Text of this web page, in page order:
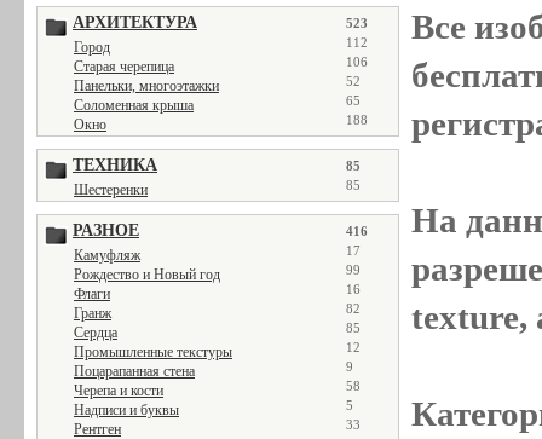
АРХИТЕКТУРА 523
Город 112
Старая черепица 106
Панельки, многоэтажки 52
Соломенная крыша 65
Окно 188
ТЕХНИКА 85
Шестеренки 85
РАЗНОЕ 416
Камуфляж 17
Рождество и Новый год 99
Флаги 16
Гранж 82
Сердца 85
Промышленные текстуры 12
Поцарапанная стена 9
Черепа и кости 58
Надписи и буквы 5
Рентген 33
Все
На
texture,